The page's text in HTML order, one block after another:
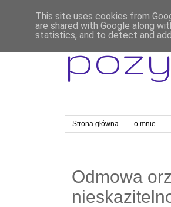
Strona główna o mnie
Odmowa
This site uses cookies from
are shared with Google along
statistics, and to detect and